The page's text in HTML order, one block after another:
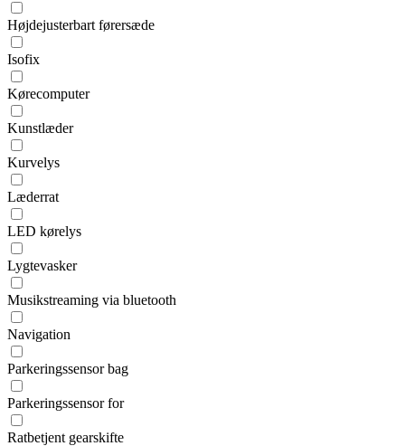
Højdejusterbart førersæde
Isofix
Kørecomputer
Kunstlæder
Kurvelys
Læderrat
LED kørelys
Lygtevasker
Musikstreaming via bluetooth
Navigation
Parkeringssensor bag
Parkeringssensor for
Ratbetjent gearskifte